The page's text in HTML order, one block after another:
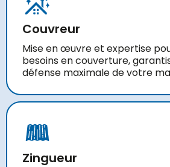
Couvreur
Mise en œuvre et expertise
besoins en couverture,
défense maximale de votre
Zingueur